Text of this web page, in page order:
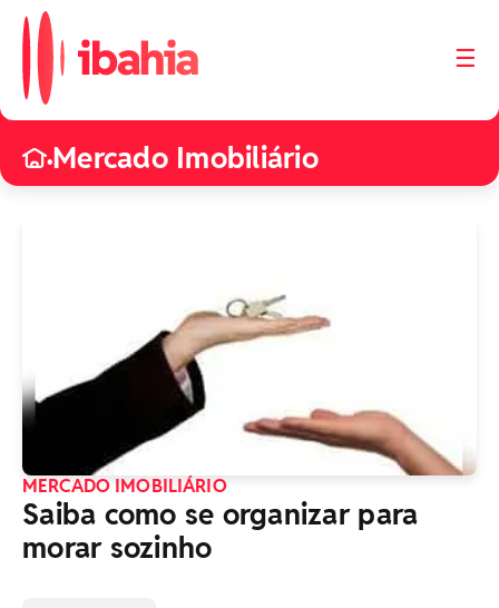
iBahia é o portal de
entretenimento da
Bahia.
☰
•Mercado Imobiliário
MERCADO IMOBILIÁRIO
Saiba como se organizar para
morar sozinho